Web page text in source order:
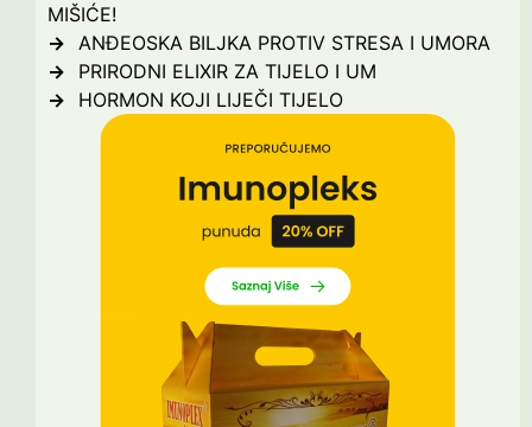
MIŠIĆE!
ANĐEOSKA BILJKA PROTIV STRESA I UMORA
PRIRODNI ELIXIR ZA TIJELO I UM
HORMON KOJI LIJEČI TIJELO